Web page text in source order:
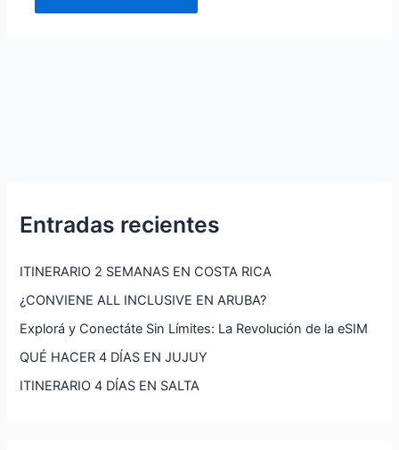
Entradas recientes
ITINERARIO 2 SEMANAS EN COSTA RICA
¿CONVIENE ALL INCLUSIVE EN ARUBA?
Explorá y Conectáte Sin Límites: La Revolución de la eSIM
QUÉ HACER 4 DÍAS EN JUJUY
ITINERARIO 4 DÍAS EN SALTA